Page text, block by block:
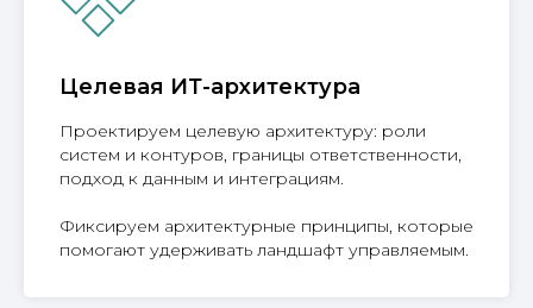
Целевая ИТ-архитектура
Проектируем целевую архитектуру: роли
систем и контуров, границы ответственности,
подход к данным и интеграциям.
Фиксируем архитектурные принципы, которые
помогают удерживать ландшафт управляемым.